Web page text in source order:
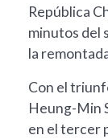
República
minutos del
la
Con el
Heung-Min
en el tercer